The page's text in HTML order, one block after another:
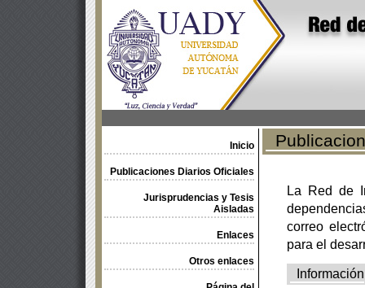
Inicio
Publicaciones Diarios Oficiales
Jurisprudencias y Tesis
Aisladas
Enlaces
Otros enlaces
La Red de
correo
para el
Información